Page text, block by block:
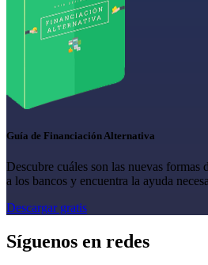
Guía de Financiación Alternativa
Descubre cuáles son las nuevas
a los bancos y encuentra la ayuda
Descargar gratis
Síguenos en redes